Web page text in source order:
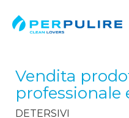
Vendita
professionale
DETERSIVI